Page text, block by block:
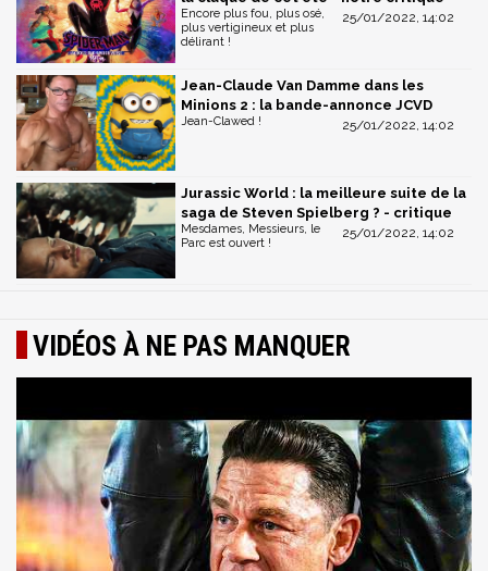
25/01/2022, 14:02
Encore plus fou, plus osé,
plus vertigineux et plus
délirant !
Jean-Claude Van Damme dans les
Minions 2 : la bande-annonce JCVD
25/01/2022, 14:02
Jean-Clawed !
Jurassic World : la meilleure suite de la
saga de Steven Spielberg ? - critique
25/01/2022, 14:02
Mesdames, Messieurs, le
Parc est ouvert !
VIDÉOS À NE PAS MANQUER